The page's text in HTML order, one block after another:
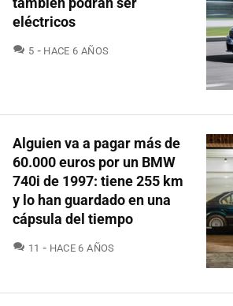
eléctricos
5 COMENTARIOS
HACE 6 AÑOS
Alguien va a pagar más de
60.000 euros por un BMW
740i de 1997: tiene 255 km
y lo han guardado en una
cápsula del tiempo
11 COMENTARIOS
HACE 6 AÑOS